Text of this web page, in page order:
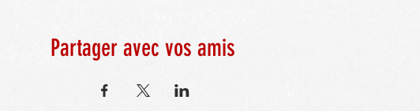
Partager avec vos amis